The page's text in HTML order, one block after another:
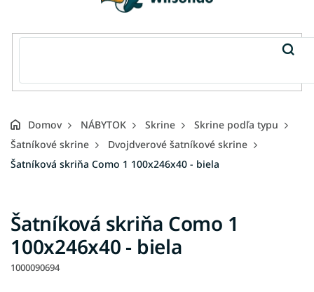
Domov NÁBYTOK Skrine
Skrine podľa typu
Šatníkové skrine
Dvojdverové šatníkové skrine
Šatníková skriňa Como 1 100x246x40 - biela
Šatníková skriňa Como 1
100x246x40 - biela
1000090694